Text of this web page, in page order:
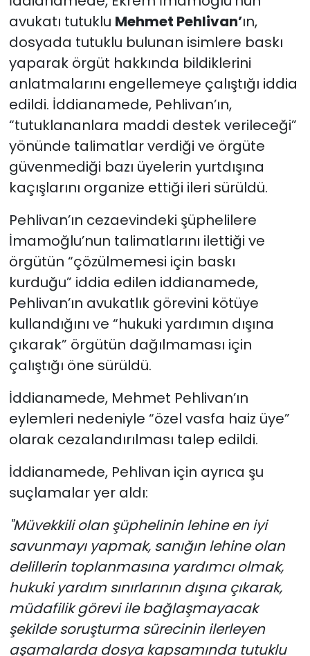
avukatı tutuklu Mehmet Pehlivan’ın,
dosyada tutuklu bulunan isimlere baskı
yaparak örgüt hakkında bildiklerini
anlatmalarını engellemeye çalıştığı iddia
edildi. İddianamede, Pehlivan’ın,
“tutuklananlara maddi destek verileceği”
yönünde talimatlar verdiği ve örgüte
güvenmediği bazı üyelerin yurtdışına
kaçışlarını organize ettiği ileri sürüldü.
Pehlivan’ın cezaevindeki şüphelilere
İmamoğlu’nun talimatlarını ilettiği ve
örgütün “çözülmemesi için baskı
kurduğu” iddia edilen iddianamede,
Pehlivan’ın avukatlık görevini kötüye
kullandığını ve “hukuki yardımın dışına
çıkarak” örgütün dağılmaması için
çalıştığı öne sürüldü.
İddianamede, Mehmet Pehlivan’ın
eylemleri nedeniyle “özel vasfa haiz üye”
olarak cezalandırılması talep edildi.
İddianamede, Pehlivan için ayrıca şu
suçlamalar yer aldı:
"Müvekkili olan şüphelinin lehine en iyi
savunmayı yapmak, sanığın lehine olan
delillerin toplanmasına yardımcı olmak,
hukuki yardım sınırlarının dışına çıkarak,
müdafilik görevi ile bağlaşmayacak
şekilde soruşturma sürecinin ilerleyen
aşamalarda dosya kapsamında tutuklu